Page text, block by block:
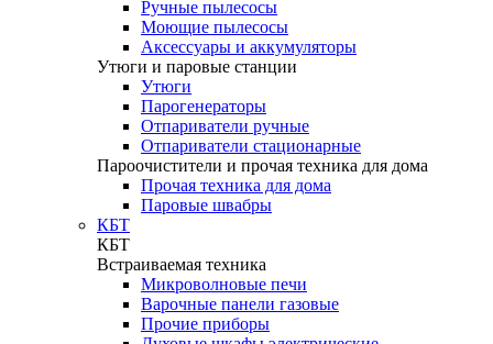
Ручные пылесосы
Моющие пылесосы
Аксессуары и аккумуляторы
Утюги и паровые станции
Утюги
Парогенераторы
Отпариватели ручные
Отпариватели стационарные
Пароочистители и прочая техника для дома
Прочая техника для дома
Паровые швабры
КБТ
КБТ
Встраиваемая техника
Микроволновые печи
Варочные панели газовые
Прочие приборы